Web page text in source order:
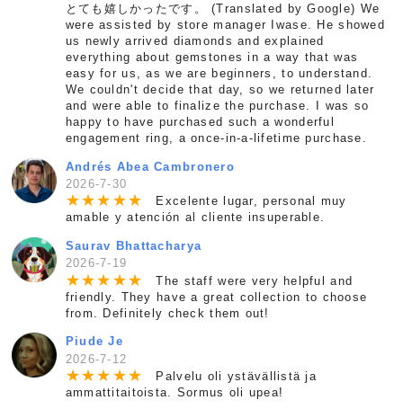
とても嬉しかったです。 (Translated by Google) We
were assisted by store manager Iwase. He showed
us newly arrived diamonds and explained
everything about gemstones in a way that was
easy for us, as we are beginners, to understand.
We couldn't decide that day, so we returned later
and were able to finalize the purchase. I was so
happy to have purchased such a wonderful
engagement ring, a once-in-a-lifetime purchase.
Andrés Abea Cambronero
2026-7-30
★★★ ★★
Excelente lugar, personal muy
amable y atención al cliente insuperable.
Saurav Bhattacharya
2026-7-19
★★★ ★★
The staff were very helpful and
friendly. They have a great collection to choose
from. Definitely check them out!
Piude Je
2026-7-12
★★★ ★★
Palvelu oli ystävällistä ja
ammattitaitoista. Sormus oli upea!